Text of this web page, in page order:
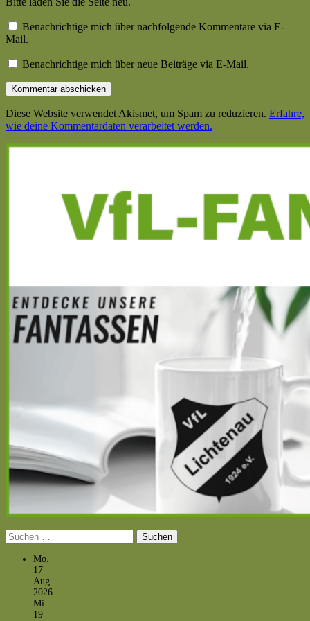
Benachrichtige mich über nachfolgende Kommentare via E-
Mail.
Benachrichtige mich über neue Beiträge via E-Mail.
Diese Website verwendet Akismet, um Spam zu reduzieren. Erfahre,
wie deine Kommentardaten verarbeitet werden.
Haupt-
Suchen
nach:
Mo.
17
Aug.
2026
Mi.
19